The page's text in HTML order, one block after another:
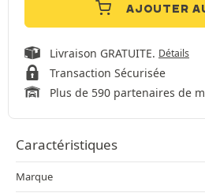
AJOUTER
Livraison GRATUITE. Détails
Transaction Sécurisée
Plus de 590 partenaires de
Caractéristiques
Marque